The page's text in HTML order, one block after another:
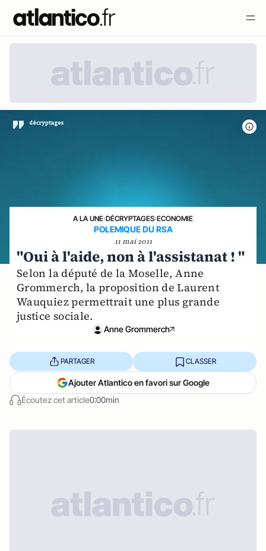
A LA UNE›DÉCRYPTAGES›ECONOMIE
POLEMIQUE DU RSA
11 mai 2011
"Oui à l'aide, non à l'assistanat ! "
Selon la député de la Moselle, Anne
Grommerch, la proposition de Laurent
Wauquiez permettrait une plus grande
justice sociale.
Anne Grommerch
Écoutez cet article0:00min
PARTAGER CLASSER
Ajouter Atlantico en favori sur Google